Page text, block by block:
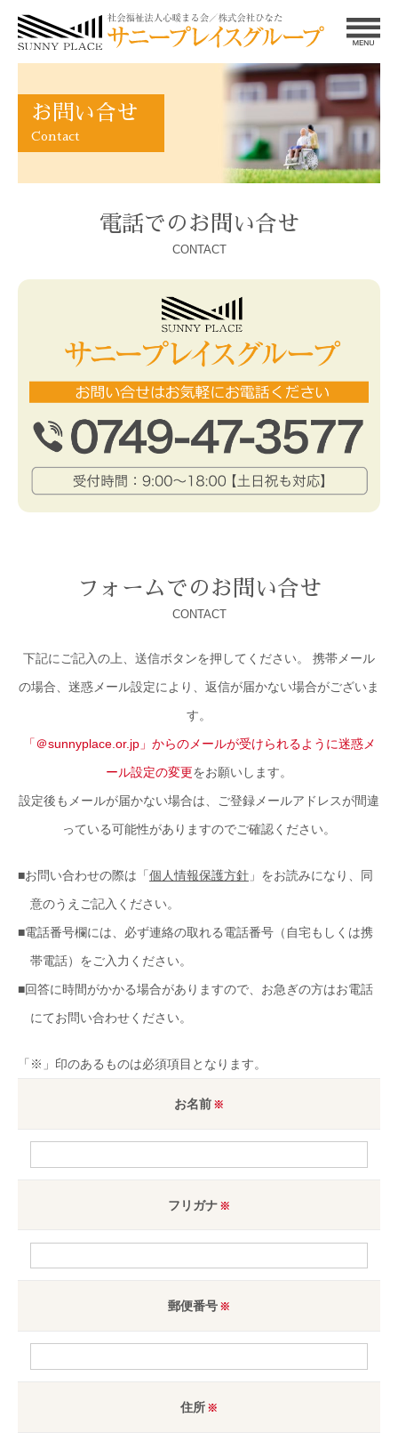
お問い合せ
Contact
電話でのお問い合せ
CONTACT
フォームでのお問い合せ
CONTACT
下記にご記入の上、送信ボタンを押してください。 携帯メール
の場合、迷惑メール設定により、返信が届かない場合がございま
す。
「＠sunnyplace.or.jp」からのメールが受けられるように迷惑メ
ール設定の変更をお願いします。
設定後もメールが届かない場合は、ご登録メールアドレスが間違
っている可能性がありますのでご確認ください。
お問い合わせの際は「 個人情報保護方針 」をお読みになり、同
意のうえご記入ください。
電話番号欄には、必ず連絡の取れる電話番号（自宅もしくは携
帯電話）をご入力ください。
回答に時間がかかる場合がありますので、お急ぎの方はお電話
にてお問い合わせください。
「※」印のあるものは必須項目となります。
お名前
フリガナ
郵便番号
住所